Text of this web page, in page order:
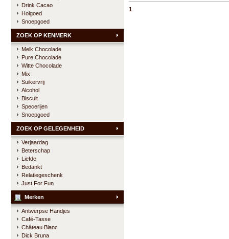
Drink Cacao
Holgoed
Snoepgoed
ZOEK OP KENMERK
Melk Chocolade
Pure Chocolade
Witte Chocolade
Mix
Suikervrij
Alcohol
Biscuit
Specerijen
Snoepgoed
ZOEK OP GELEGENHEID
Verjaardag
Beterschap
Liefde
Bedankt
Relatiegeschenk
Just For Fun
Merken
Antwerpse Handjes
Café-Tasse
Château Blanc
Dick Bruna
1